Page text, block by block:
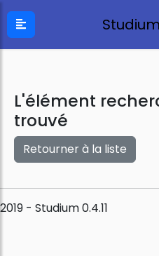
Studium
L'élément
trouvé
Retourner à la liste
2019 - Studium 0.4.11